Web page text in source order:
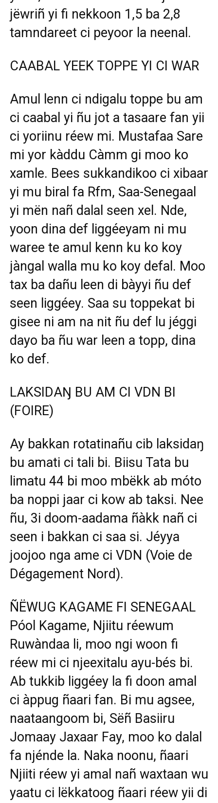
jëwriñ yi fi nekkoon 1,5 ba 2,8
tamndareet ci peyoor la neenal.
CAABAL YEEK TOPPE YI CI WAR
Amul lenn ci ndigalu toppe bu am
ci caabal yi ñu jot a tasaare fan yii
ci yoriinu réew mi. Mustafaa Sare
mi yor kàddu Càmm gi moo ko
xamle. Bees sukkandikoo ci xibaar
yi mu biral fa Rfm, Saa-Senegaal
yi mën nañ dalal seen xel. Nde,
yoon dina def liggéeyam ni mu
waree te amul kenn ku ko koy
jàngal walla mu ko koy defal. Moo
tax ba dañu leen di bàyyi ñu def
seen liggéey. Saa su toppekat bi
gisee ni am na nit ñu def lu jéggi
dayo ba ñu war leen a topp, dina
ko def.
LAKSIDAŊ BU AM CI VDN BI
(FOIRE)
Ay bakkan rotatinañu cib laksidaŋ
bu amati ci tali bi. Biisu Tata bu
limatu 44 bi moo mbëkk ab móto
ba noppi jaar ci kow ab taksi. Nee
ñu, 3i doom-aadama ñàkk nañ ci
seen i bakkan ci saa si. Jéyya
joojoo nga ame ci VDN (Voie de
Dégagement Nord).
ÑËWUG KAGAME FI SENEGAAL
Póol Kagame, Njiitu réewum
Ruwàndaa li, moo ngi woon fi
réew mi ci njeexitalu ayu-bés bi.
Ab tukkib liggéey la fi doon amal
ci àppug ñaari fan. Bi mu agsee,
naataangoom bi, Sëñ Basiiru
Jomaay Jaxaar Fay, moo ko dalal
fa njénde la. Naka noonu, ñaari
Njiiti réew yi amal nañ waxtaan wu
yaatu ci lëkkatoog ñaari réew yii di